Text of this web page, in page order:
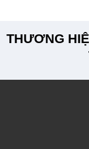
THƯƠNG